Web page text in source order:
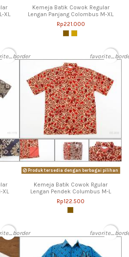
XL
Kemeja Batik Cowok Regular
Lengan Panjang Colombus M-XL
Rp221.000
Produk tersedia dengan berbagai pilihan
Kemeja Batik Cowok Rgular
Lengan Pendek Columbus M-L
Rp122.500